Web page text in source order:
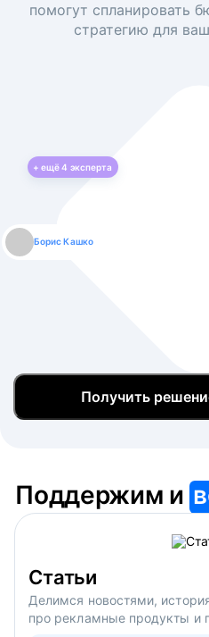
помогут спланировать
стратегию для
+ ещё4 эксперта
Борис Кашко
Юлия Изоитко
Александр Кулагин
Даниил Макаров
Екатерина Лазаренко
Получить
Поддержим и
Статьи
Делимся новостями,
про рекламные продукты и